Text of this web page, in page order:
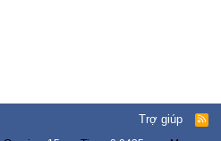
Trợ giúp
R